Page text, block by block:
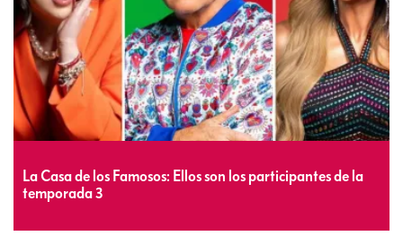
La Casa de los Famosos: Ellos son los participantes de la
temporada 3